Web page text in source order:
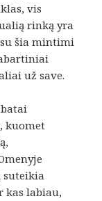
vis
rinką yra
šia mintimi
už save.
kuomet
suteikia
kas labiau,